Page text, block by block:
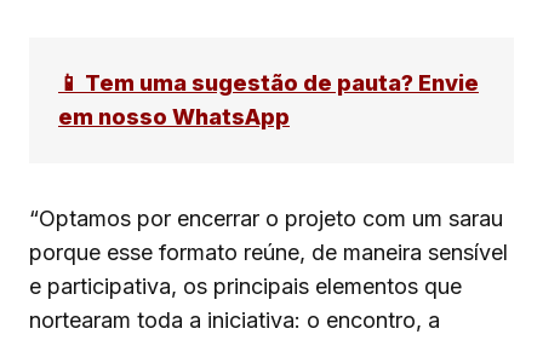
📱 Tem uma sugestão de pauta? Envie
em nosso WhatsApp
“Optamos por encerrar o projeto com um sarau
porque esse formato reúne, de maneira sensível
e participativa, os principais elementos que
nortearam toda a iniciativa: o encontro, a